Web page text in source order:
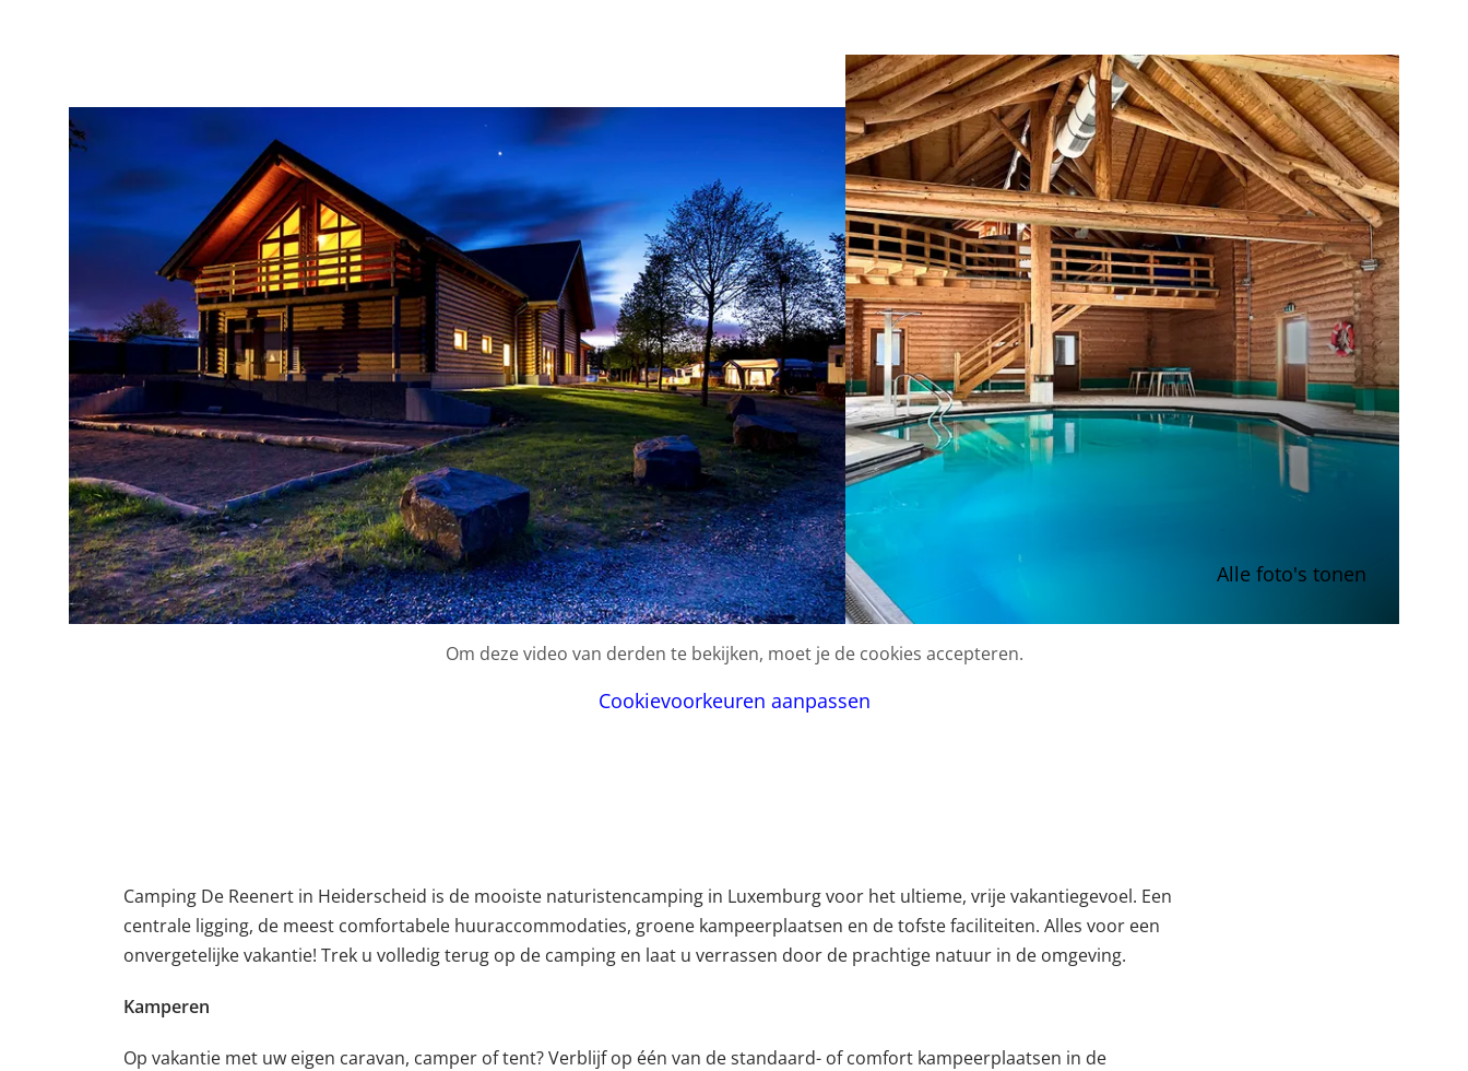
Alle foto's tonen
Om deze video van derden te bekijken, moet je de cookies accepteren.
Cookievoorkeuren aanpassen
Camping De Reenert in Heiderscheid is de mooiste naturistencamping in Luxemburg voor het ultieme, vrije vakantiegevoel. Een
centrale ligging, de meest comfortabele huuraccommodaties, groene kampeerplaatsen en de tofste faciliteiten. Alles voor een
onvergetelijke vakantie! Trek u volledig terug op de camping en laat u verrassen door de prachtige natuur in de omgeving.
Kamperen
Op vakantie met uw eigen caravan, camper of tent? Verblijf op één van de standaard- of comfort kampeerplaatsen in de